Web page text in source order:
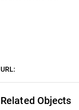
URL:
Related Objects